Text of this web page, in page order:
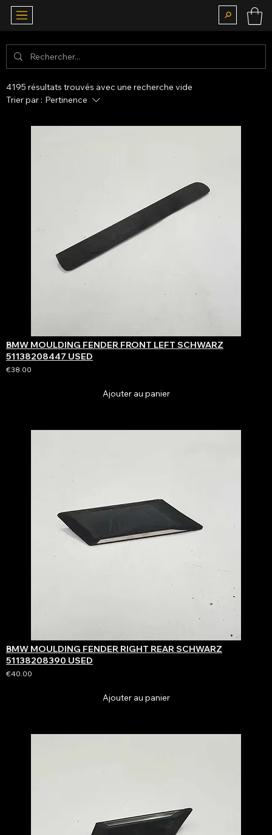
4195 résultats trouvés avec une recherche vide
Trier par : Pertinence
BMW MOULDING FENDER FRONT LEFT SCHWARZ
51138208447 USED
€38.00
Ajouter au panier
BMW MOULDING FENDER RIGHT REAR SCHWARZ
51138208390 USED
€40.00
Ajouter au panier